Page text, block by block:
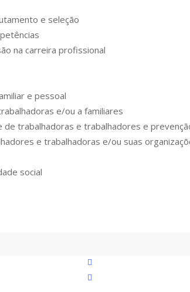
e seleção
na carreira profissional
e pessoal
e/ou a familiares
trabalhadoras e trabalhadores e
e trabalhadoras e/ou suas
social
linkedin
youtube